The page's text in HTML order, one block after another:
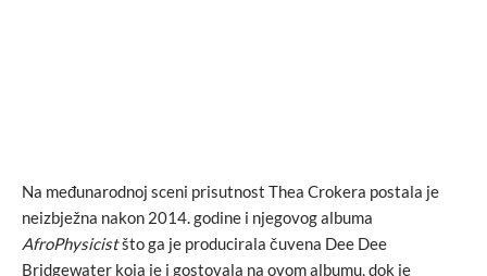
Na međunarodnoj sceni prisutnost Thea Crokera postala je
neizbježna nakon 2014. godine i njegovog albuma
AfroPhysicistšto ga je producirala čuvena Dee Dee
Bridgewater koja je i gostovala na ovom albumu, dok je